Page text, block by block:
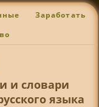
Заработать
и словари
языка